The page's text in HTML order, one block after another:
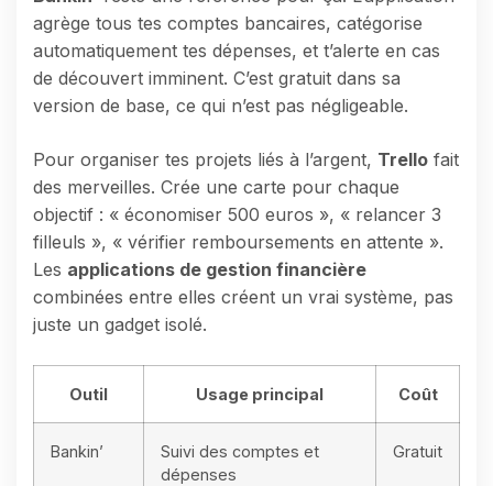
agrège tous tes comptes bancaires, catégorise
automatiquement tes dépenses, et t’alerte en cas
de découvert imminent. C’est gratuit dans sa
version de base, ce qui n’est pas négligeable.
Pour organiser tes projets liés à l’argent, Trello fait
des merveilles. Crée une carte pour chaque
objectif : « économiser 500 euros », « relancer 3
filleuls », « vérifier remboursements en attente ».
Les applications de gestion financière
combinées entre elles créent un vrai système, pas
juste un gadget isolé.
Outil Usage principal Coût
Bankin’
Suivi des comptes et
dépenses
Gratuit